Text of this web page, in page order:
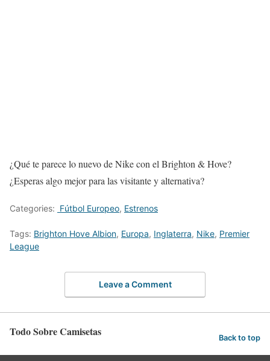
¿Qué te parece lo nuevo de Nike con el Brighton & Hove?
¿Esperas algo mejor para las visitante y alternativa?
Categories: Fútbol Europeo, Estrenos
Tags: Brighton Hove Albion, Europa, Inglaterra, Nike, Premier
League
Leave a Comment
Todo Sobre Camisetas Back to top